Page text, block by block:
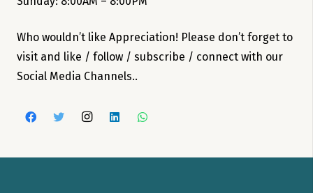
Who wouldn’t like Appreciation! Please don’t forget to
visit and like / follow / subscribe / connect with our
Social Media Channels..